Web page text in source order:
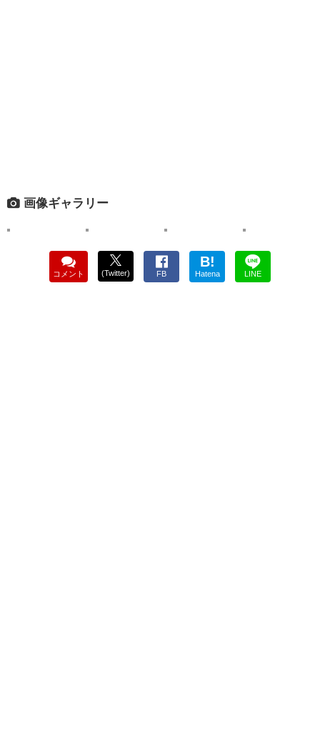
画像ギャラリー
コメント (Twitter) FB
B!
Hatena LINE